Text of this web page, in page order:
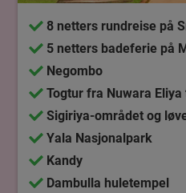
8 netters rundreise på
5 netters badeferie på
Negombo
Togtur fra Nuwara Eliya
Sigiriya-området og
Yala Nasjonalpark
Kandy
Dambulla huletempel